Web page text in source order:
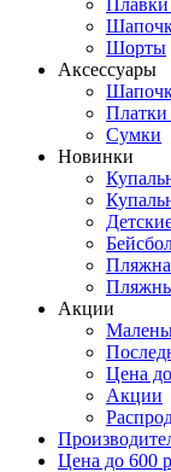
Шорты
Аксессуары
Сумки
Новинки
Акции
Цена
Акции
Цена до 600